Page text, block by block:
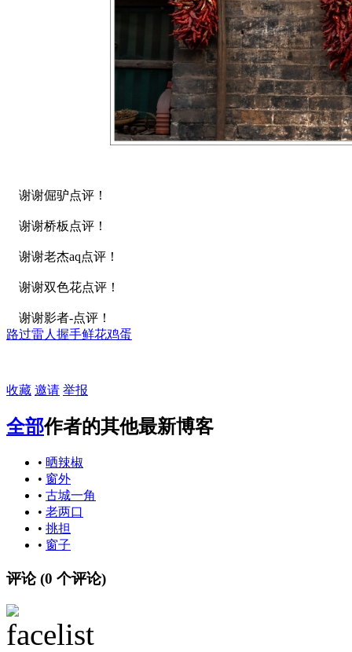
谢谢倔驴点评！
谢谢桥板点评！
谢谢老杰aq点评！
谢谢双色花点评！
谢谢影者-点评！
路过雷人 握手鲜花鸡蛋
收藏 邀请 举报
全部作者的其他最新博客
• 晒辣椒
• 窗外
• 古城一角
• 老两口
• 挑担
• 窗子
评论 (0 个评论)